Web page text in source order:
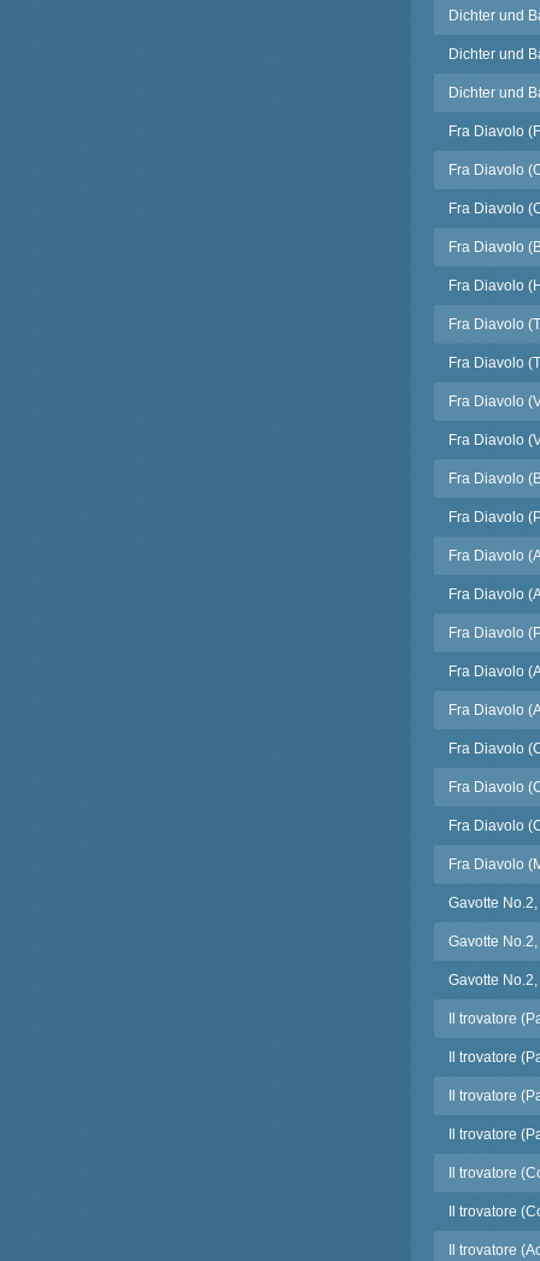
Dichter und
Dichter und
Dichter und
Fra Diavolo
Fra Diavolo
Fra Diavolo
Fra Diavolo
Fra Diavolo
Fra Diavolo
Fra Diavolo
Fra Diavolo
Fra Diavolo
Fra Diavolo
Fra Diavolo
Fra Diavolo
Fra Diavolo
Fra Diavolo
Fra Diavolo
Fra Diavolo
Fra Diavolo
Fra Diavolo
Fra Diavolo
Fra Diavolo
Gavotte
Gavotte
Gavotte
Il trovatore
Il trovatore
Il trovatore
Il trovatore
Il trovatore
Il trovatore
Il trovatore